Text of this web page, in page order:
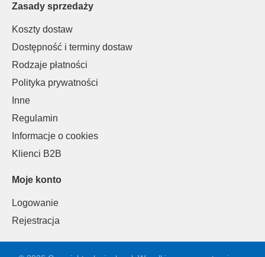
Zasady sprzedaży
Koszty dostaw
Dostępność i terminy dostaw
Rodzaje płatności
Polityka prywatności
Inne
Regulamin
Informacje o cookies
Klienci B2B
Moje konto
Logowanie
Rejestracja